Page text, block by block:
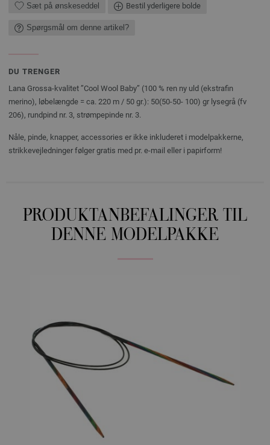
Sæt på ønskeseddel Bestil yderligere bolde
Spørgsmål om denne artikel?
DU TRENGER
Lana Grossa-kvalitet ”Cool Wool Baby” (100 % ren ny uld (ekstrafin
merino), løbelængde = ca. 220 m / 50 gr.): 50(50-50- 100) gr lysegrå (fv
206), rundpind nr. 3, strømpepinde nr. 3.
Nåle, pinde, knapper, accessories er ikke inkluderet i modelpakkerne,
strikkevejledninger følger gratis med pr. e-mail eller i papirform!
PRODUKTANBEFALINGER TIL
DENNE MODELPAKKE